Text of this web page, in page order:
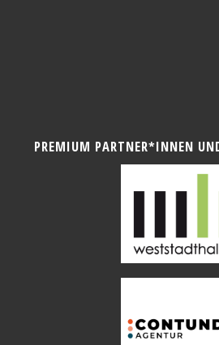
PREMIUM PARTNER*INNEN